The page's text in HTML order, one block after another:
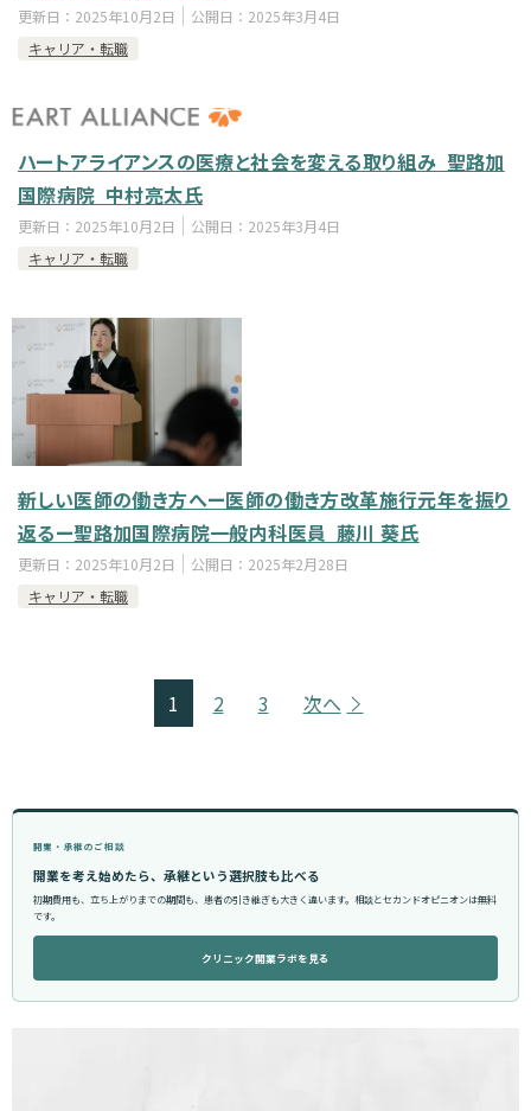
更新日： 2025年10月2日 公開日： 2025年3月4日
キャリア・転職
ハートアライアンスの医療と社会を変える取り組み_聖路加
国際病院_中村亮太氏
更新日： 2025年10月2日 公開日： 2025年3月4日
キャリア・転職
新しい医師の働き方へー医師の働き方改革施行元年を振り
返るー聖路加国際病院一般内科医員_藤川 葵氏
更新日： 2025年10月2日 公開日： 2025年2月28日
キャリア・転職
1 2 3 次へ
開業・承継のご相談
開業を考え始めたら、承継という選択肢も比べる
初期費用も、立ち上がりまでの期間も、患者の引き継ぎも大きく違います。相談とセカンドオピニオンは無料
です。
クリニック開業ラボを見る